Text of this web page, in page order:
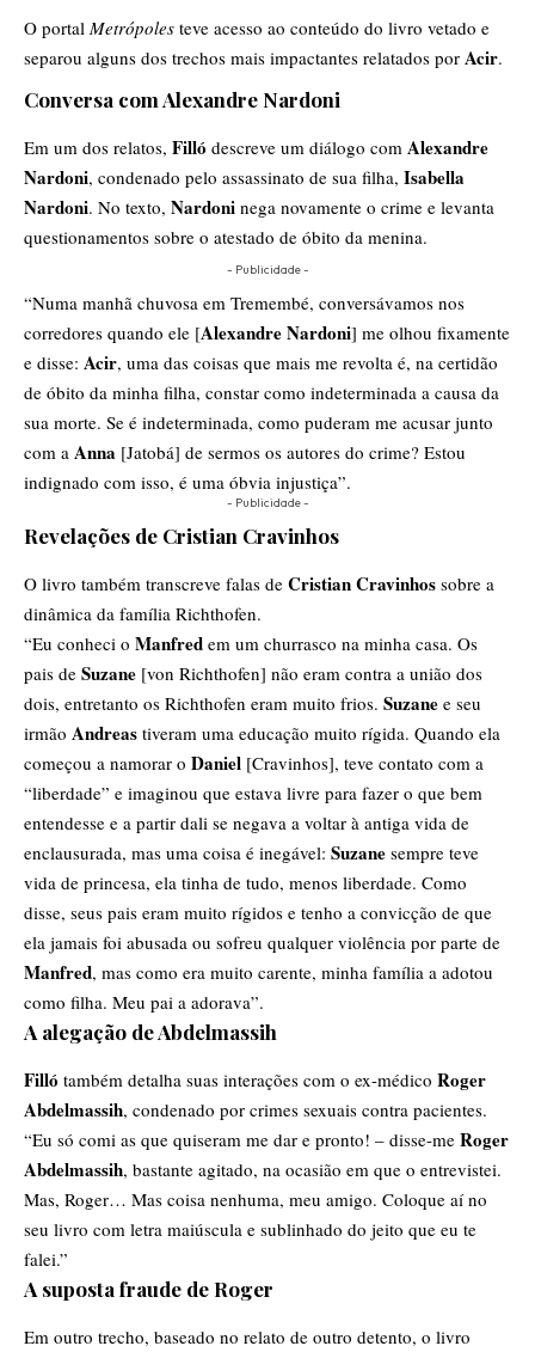
O portal Metrópoles teve acesso ao conteúdo do livro vetado e
separou alguns dos trechos mais impactantes relatados por Acir.
Conversa com Alexandre Nardoni
Em um dos relatos, Filló descreve um diálogo com Alexandre
Nardoni, condenado pelo assassinato de sua filha, Isabella
Nardoni. No texto, Nardoni nega novamente o crime e levanta
questionamentos sobre o atestado de óbito da menina.
- Publicidade -
“Numa manhã chuvosa em Tremembé, conversávamos nos
corredores quando ele [Alexandre Nardoni] me olhou fixamente
e disse: Acir, uma das coisas que mais me revolta é, na certidão
de óbito da minha filha, constar como indeterminada a causa da
sua morte. Se é indeterminada, como puderam me acusar junto
com a Anna [Jatobá] de sermos os autores do crime? Estou
indignado com isso, é uma óbvia injustiça”.
- Publicidade -
Revelações de Cristian Cravinhos
O livro também transcreve falas de Cristian Cravinhos sobre a
dinâmica da família Richthofen.
“Eu conheci o Manfred em um churrasco na minha casa. Os
pais de Suzane [von Richthofen] não eram contra a união dos
dois, entretanto os Richthofen eram muito frios. Suzane e seu
irmão Andreas tiveram uma educação muito rígida. Quando ela
começou a namorar o Daniel [Cravinhos], teve contato com a
“liberdade” e imaginou que estava livre para fazer o que bem
entendesse e a partir dali se negava a voltar à antiga vida de
enclausurada, mas uma coisa é inegável: Suzane sempre teve
vida de princesa, ela tinha de tudo, menos liberdade. Como
disse, seus pais eram muito rígidos e tenho a convicção de que
ela jamais foi abusada ou sofreu qualquer violência por parte de
Manfred, mas como era muito carente, minha família a adotou
como filha. Meu pai a adorava”.
A alegação de Abdelmassih
Filló também detalha suas interações com o ex-médico Roger
Abdelmassih, condenado por crimes sexuais contra pacientes.
“Eu só comi as que quiseram me dar e pronto! – disse-me Roger
Abdelmassih, bastante agitado, na ocasião em que o entrevistei.
Mas, Roger… Mas coisa nenhuma, meu amigo. Coloque aí no
seu livro com letra maiúscula e sublinhado do jeito que eu te
falei.”
A suposta fraude de Roger
Em outro trecho, baseado no relato de outro detento, o livro